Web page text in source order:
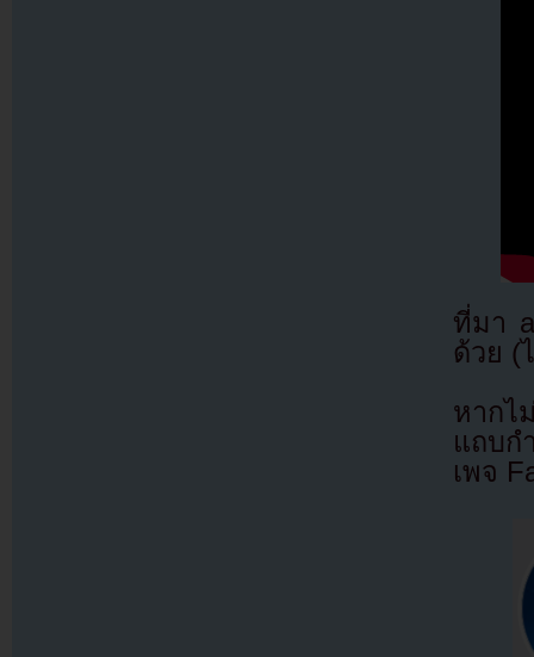
ที่มา
ด้วย (
หากไ
แถบก
เพจ